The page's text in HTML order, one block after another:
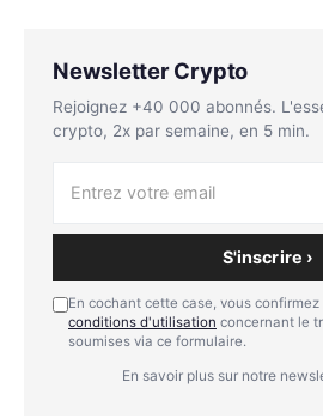
Newsletter Crypto
Rejoignez +40 000 abonnés.
crypto, 2x par semaine, en 5 min.
S'inscrire ›
En cochant cette case, vous
conditions d'utilisation concernant le
soumises via ce formulaire.
En savoir plus sur notre